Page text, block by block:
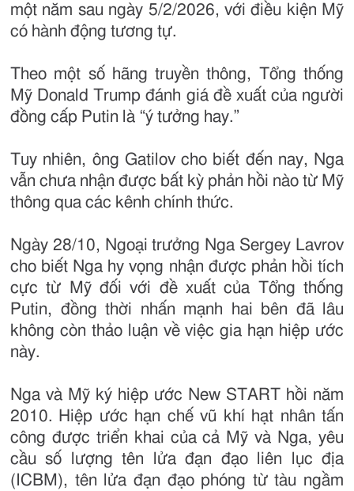
một năm sau ngày 5/2/2026, với điều kiện Mỹ
có hành động tương tự.
Theo một số hãng truyền thông, Tổng thống
Mỹ Donald Trump đánh giá đề xuất của người
đồng cấp Putin là “ý tưởng hay.”
Tuy nhiên, ông Gatilov cho biết đến nay, Nga
vẫn chưa nhận được bất kỳ phản hồi nào từ Mỹ
thông qua các kênh chính thức.
Ngày 28/10, Ngoại trưởng Nga Sergey Lavrov
cho biết Nga hy vọng nhận được phản hồi tích
cực từ Mỹ đối với đề xuất của Tổng thống
Putin, đồng thời nhấn mạnh hai bên đã lâu
không còn thảo luận về việc gia hạn hiệp ước
này.
Nga và Mỹ ký hiệp ước New START hồi năm
2010. Hiệp ước hạn chế vũ khí hạt nhân tấn
công được triển khai của cả Mỹ và Nga, yêu
cầu số lượng tên lửa đạn đạo liên lục địa
(ICBM), tên lửa đạn đạo phóng từ tàu ngầm